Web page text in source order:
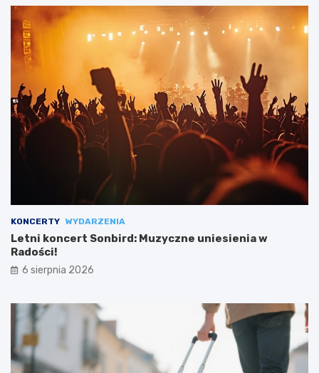
KONCERTY WYDARZENIA
Letni koncert Sonbird: Muzyczne uniesienia w
Radości!
6 sierpnia 2026